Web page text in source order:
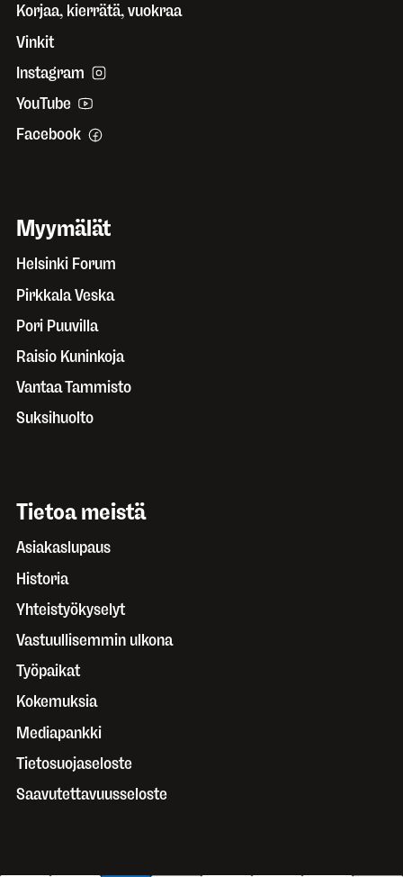
Korjaa, kierrätä, vuokraa
Vinkit
Instagram
YouTube
Facebook
Myymälät
Helsinki Forum
Pirkkala Veska
Pori Puuvilla
Raisio Kuninkoja
Vantaa Tammisto
Suksihuolto
Tietoa meistä
Asiakaslupaus
Historia
Yhteistyökyselyt
Vastuullisemmin ulkona
Työpaikat
Kokemuksia
Mediapankki
Tietosuojaseloste
Saavutettavuusseloste